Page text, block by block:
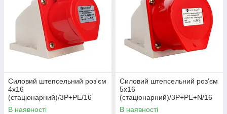
Силовий штепсельний роз'єм
4x16
(стаціонарний)/3P+PE/16
А/380 — 415 В/IP44
В наявності
Силовий штепсельний роз'єм
5x16
(стаціонарний)/3P+PE+N/16
А/380 — 415 В/IP44
В наявності